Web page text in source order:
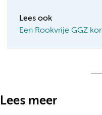
Lees ook
Een Rookvrije GGZ
Lees meer